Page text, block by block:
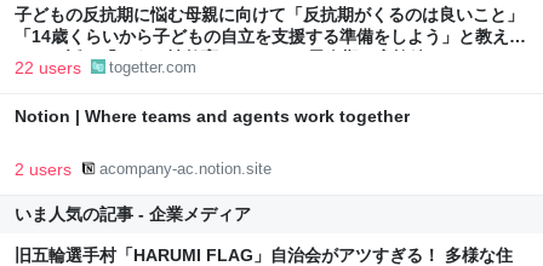
子どもの反抗期に悩む母親に向けて「反抗期がくるのは良いこと」
「14歳くらいから子どもの自立を支援する準備をしよう」と教えて
くれる話：「おうち性教育はじめます 思春期と家族編」
22 users togetter.com
Notion | Where teams and agents work together
2 users acompany-ac.notion.site
いま人気の記事 - 企業メディア
旧五輪選手村「HARUMI FLAG」自治会がアツすぎる！ 多様な住